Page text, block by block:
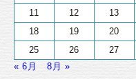
11
12 13
18
19 20
25
26 27
« 6月
8月 »